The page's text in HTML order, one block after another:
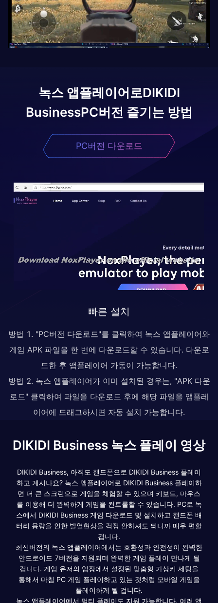
녹스 앱플레이어로DIKIDI
BusinessPC버전 즐기는 방법
PC버전 다운로드
빠른 설치
방법 1. "PC버전 다운로드"를 클릭하여 녹스 앱플레이어와
게임 APK 파일을 한 번에 다운로드할 수 있습니다. 다운로
드한 후 앱플레이어 가동이 가능합니다.
방법 2. 녹스 앱플레이어가 이미 설치된 경우는, "APK 다운
로드" 클릭하여 파일을 다운로드 후에 해당 파일을 앱플레
이어에 드래그하시면 자동 설치 가능합니다.
DIKIDI Business 녹스 플레이 영상
DIKIDI Business, 아직도 핸드폰으로 DIKIDI Business 플레이
하고 계시나요? 녹스 앱플레이어로 DIKIDI Business 플레이하
면 더 큰 스크린으로 게임을 체험할 수 있으며 키보드, 마우스
를 이용해 더 완벽하게 게임을 컨트롤할 수 있습니다. PC로 녹
스에서 DIKIDI Business 게임 다운로드 및 설치하고 핸드폰 배
터리 용량을 인한 발열현상을 걱정 안하셔도 되니까 매우 편할
겁니다.
최신버전의 녹스 앱플레이어에서는 호환성과 안전성이 완벽한
안드로이드 7버전을 지원되며 완벽한 게임 플레이 만나게 될
겁니다. 게임 유저의 입장에서 설정된 맞춤형 가상키 세팅을
통해서 마침 PC 게임 플레이하고 있는 것처럼 모바일 게임을
플레이하게 될 겁니다.
녹스 앱플레이어에서 멀티 플레이도 지원 가능합니다. 여러 앱